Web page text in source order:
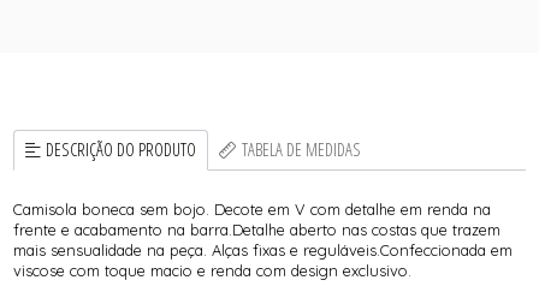
DESCRIÇÃO DO PRODUTO TABELA DE MEDIDAS
Camisola boneca sem bojo. Decote em V com detalhe em renda na
frente e acabamento na barra.Detalhe aberto nas costas que trazem
mais sensualidade na peça. Alças fixas e reguláveis.Confeccionada em
viscose com toque macio e renda com design exclusivo.